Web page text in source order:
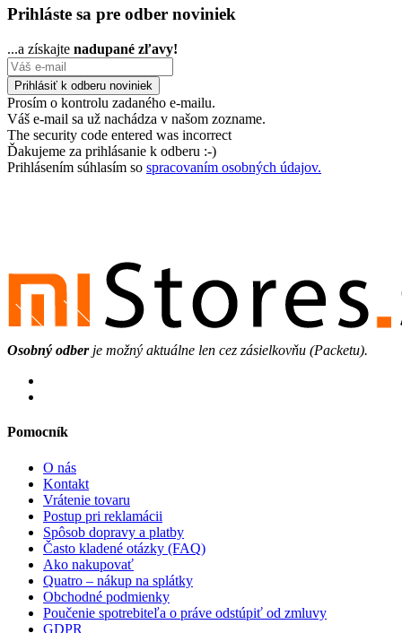
Prihláste sa pre odber noviniek
...a získajte nadupané zľavy!
Prosím o kontrolu zadaného e-mailu.
Váš e-mail sa už nachádza v našom zozname.
The security code entered was incorrect
Ďakujeme za prihlásanie k odberu :-)
Prihlásením súhlasím so spracovaním osobných údajov.
Osobný odberje možný aktuálne len cez zásielkovňu (Packetu).
Pomocník
O nás
Kontakt
Vrátenie tovaru
Postup pri reklamácii
Spôsob dopravy a platby
Často kladené otázky (FAQ)
Ako nakupovať
Quatro – nákup na splátky
Obchodné podmienky
Poučenie spotrebiteľa o práve odstúpiť od zmluvy
GDPR